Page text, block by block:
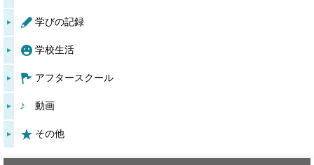
学びの記録
学校生活
アフタースクール
動画
その他